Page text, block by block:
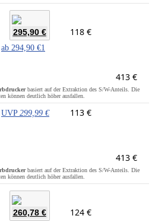
295,90 €
ab 294,90 €1
118 €
413 €
basiert auf der Extraktion des S/W-Anteils. Die
können deutlich höher ausfallen.
UVP 299,99 € 113 €
413 €
basiert auf der Extraktion des S/W-Anteils. Die
können deutlich höher ausfallen.
260,78 € 124 €